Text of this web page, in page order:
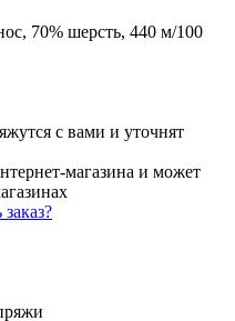
70% шерсть, 440 м/100
с вами и уточнят
магазина и может